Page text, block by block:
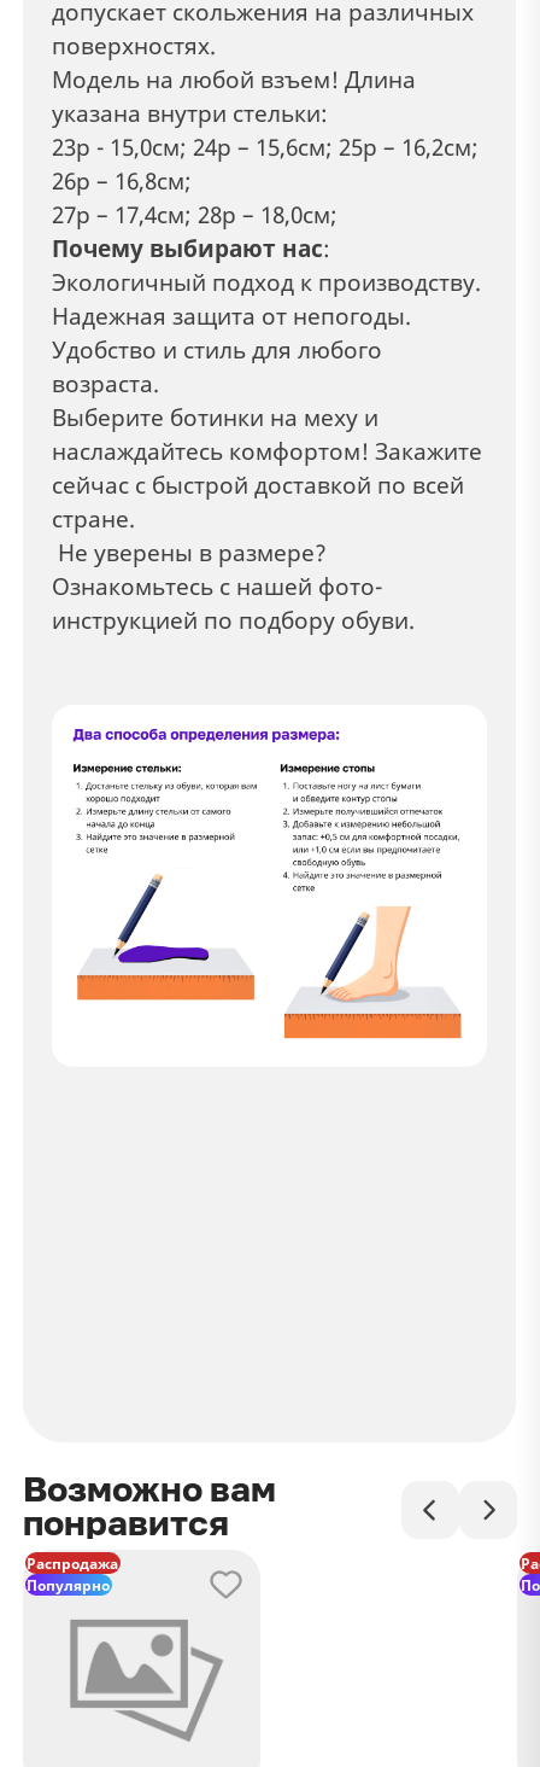
допускает скольжения на различных
поверхностях.
Модель на любой взъем! Длина
указана внутри стельки:
23р - 15,0см; 24р – 15,6см; 25р – 16,2см;
26р – 16,8см;
27р – 17,4см; 28р – 18,0см;
Почему выбирают нас:
Экологичный подход к производству.
Надежная защита от непогоды.
Удобство и стиль для любого
возраста.
Выберите ботинки на меху и
наслаждайтесь комфортом! Закажите
сейчас с быстрой доставкой по всей
стране.
Не уверены в размере?
Ознакомьтесь с нашей фото-
инструкцией по подбору обуви.
Возможно вам
понравится
Распродажа
Популярно